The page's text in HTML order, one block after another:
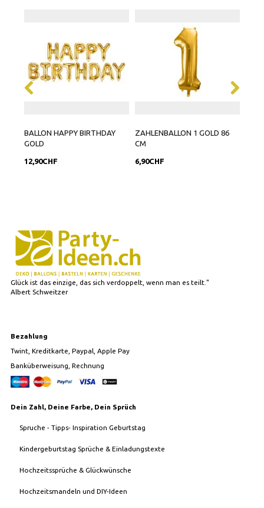
BALLON HAPPY BIRTHDAY
GOLD
12,90CHF
ZAHLENBALLON 1 GOLD 86
CM
6,90CHF
Glück ist das einzige, das sich verdoppelt, wenn man es teilt."
Albert Schweitzer
Bezahlung
Twint, Kreditkarte, Paypal, Apple Pay
Banküberweisung, Rechnung
Dein Zahl, Deine Farbe, Dein Sprüch
Spruche - Tipps- Inspiration Geburtstag
Kindergeburtstag Sprüche & Einladungstexte
Hochzeitssprüche & Glückwünsche
Hochzeitsmandeln und DIY-Ideen